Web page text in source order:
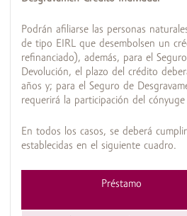
Podrán afiliarse las personas
de tipo EIRL que desembolsen un
refinanciado), además, para el
Devolución, el plazo del crédito
años y; para el Seguro de
requerirá la participación del
En todos los casos, se deberá
establecidas en el siguiente cuadro.
Préstamo